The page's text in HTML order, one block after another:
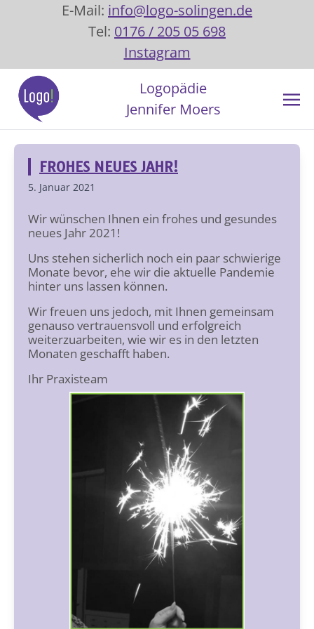
E-Mail: info@logo-solingen.de
Tel: 0176 / 205 05 698
Instagram
Logopädie
Jennifer Moers
FROHES NEUES JAHR!
5. Januar 2021
Wir wünschen Ihnen ein frohes und gesundes
neues Jahr 2021!
Uns stehen sicherlich noch ein paar schwierige
Monate bevor, ehe wir die aktuelle Pandemie
hinter uns lassen können.
Wir freuen uns jedoch, mit Ihnen gemeinsam
genauso vertrauensvoll und erfolgreich
weiterzuarbeiten, wie wir es in den letzten
Monaten geschafft haben.
Ihr Praxisteam